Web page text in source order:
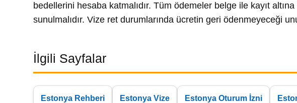
bedellerini hesaba katmalıdır. Tüm ödemeler belge ile kayıt
sunulmalıdır. Vize ret durumlarında ücretin geri ödenmeyeceği
İlgili Sayfalar
Estonya Rehberi Estonya Vize Estonya Oturum İzni